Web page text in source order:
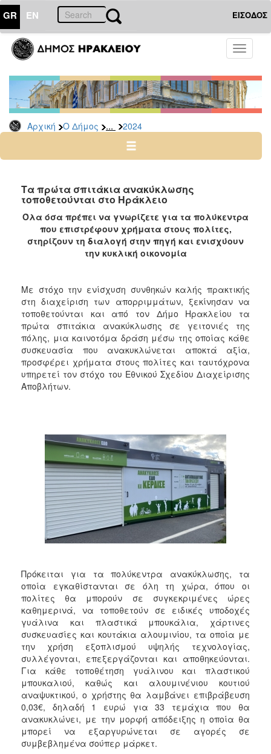
GR EN ΕΙΣΟΔΟΣ
Toggle
Αρχική Ο Δήμος ... 2024
ΔΗΜΟΣ
Δελτία
Τύπου
Αρχείο
2026
2024
2022
2021
2020
2017
2016
2015
2013
2012
2011
ΠΟΛΙΤΙΣΜΟΣ
Τα πρώτα σπιτάκια ανακύκλωσης
τοποθετούνται στο Ηράκλειο
Όλα όσα πρέπει να γνωρίζετε για τα πολύκεντρα
που επιστρέφουν χρήματα στους πολίτες,
στηρίζουν τη διαλογή στην πηγή και ενισχύουν
την κυκλική οικονομία
Με στόχο την ενίσχυση συνθηκών καλής πρακτικής
στη διαχείριση των απορριμμάτων, ξεκίνησαν να
τοποθετούνται και από τον Δήμο Ηρακλείου τα
πρώτα σπιτάκια ανακύκλωσης σε γειτονιές της
πόλης, μια καινοτόμα δράση μέσω της οποίας κάθε
συσκευασία που ανακυκλώνεται αποκτά αξία,
προσφέρει χρήματα στους πολίτες και ταυτόχρονα
υπηρετεί τον στόχο του Εθνικού Σχεδίου Διαχείρισης
Αποβλήτων.
Πρόκειται για τα πολύκεντρα ανακύκλωσης, τα
οποία εγκαθίστανται σε όλη τη χώρα, όπου οι
πολίτες θα μπορούν σε συγκεκριμένες ώρες
καθημερινά, να τοποθετούν σε ειδικές υποδοχές
γυάλινα και πλαστικά μπουκάλια, χάρτινες
συσκευασίες και κουτάκια αλουμινίου, τα οποία με
την χρήση εξοπλισμού υψηλής τεχνολογίας,
συλλέγονται, επεξεργάζονται και αποθηκεύονται.
Για κάθε τοποθέτηση γυάλινου και πλαστικού
μπουκαλιού, καθώς και αλουμινένιου κουτιού
αναψυκτικού, ο χρήστης θα λαμβάνει επιβράβευση
0,03€, δηλαδή 1 ευρώ για 33 τεμάχια που θα
ανακυκλώνει, με την μορφή απόδειξης η οποία θα
μπορεί να εξαργυρώνεται σε αγορές σε
συμβεβλημένα σούπερ μάρκετ.